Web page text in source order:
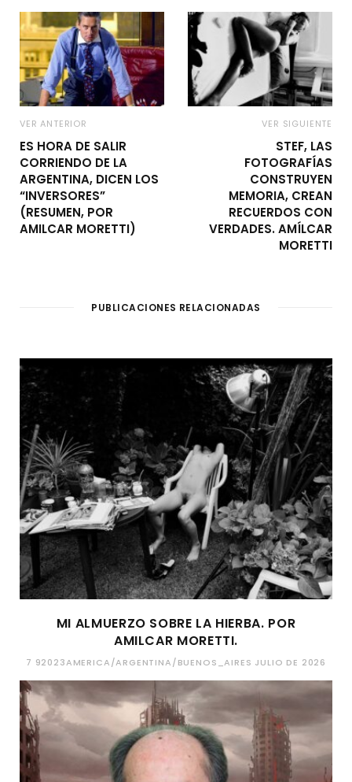
VER ANTERIOR
ES HORA DE SALIR
CORRIENDO DE LA
ARGENTINA, DICEN LOS
“INVERSORES”
(RESUMEN, POR
AMILCAR MORETTI)
VER SIGUIENTE
STEF, LAS
FOTOGRAFÍAS
CONSTRUYEN
MEMORIA, CREAN
RECUERDOS CON
VERDADES. AMÍLCAR
MORETTI
PUBLICACIONES RELACIONADAS
MI ALMUERZO SOBRE LA HIERBA. POR
AMILCAR MORETTI.
7 92023AMERICA/ARGENTINA/BUENOS_AIRES JULIO DE 2026